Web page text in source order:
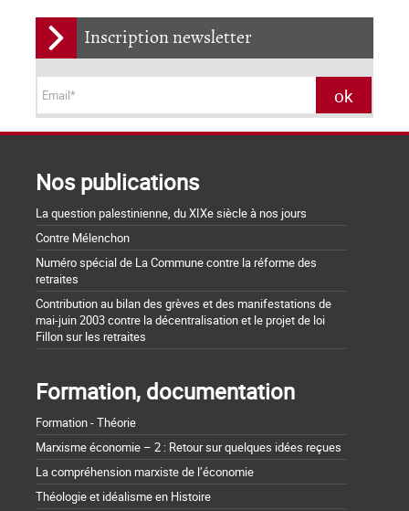
Inscription newsletter
Nos publications
La question palestinienne, du XIXe siècle à nos jours
Contre Mélenchon
Numéro spécial de La Commune contre la réforme des
retraites
Contribution au bilan des grèves et des manifestations de
mai-juin 2003 contre la décentralisation et le projet de loi
Fillon sur les retraites
Formation, documentation
Formation - Théorie
Marxisme économie – 2 : Retour sur quelques idées reçues
La compréhension marxiste de l’économie
Théologie et idéalisme en Histoire